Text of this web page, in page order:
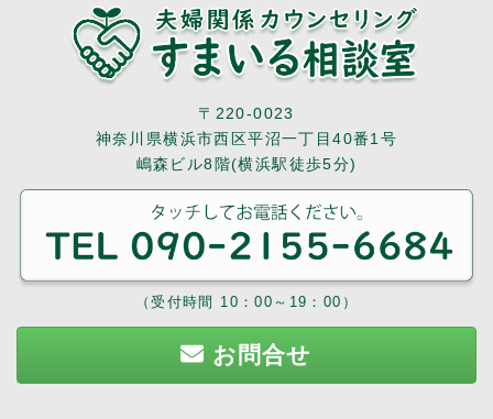
〒220-0023
神奈川県横浜市西区平沼一丁目40番1号
嶋森ビル8階(横浜駅徒歩5分)
（受付時間 10：00～19：00）
お問合せ